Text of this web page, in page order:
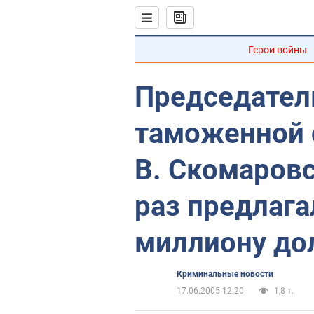
Герои войны
В.
раз
миллиону
Криминальные новости
17.06.2005 12:20
1,8 т.